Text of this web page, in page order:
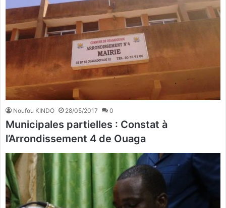
Noufou KINDO 28/05/2017 0
Municipales partielles : Constat à
l’Arrondissement 4 de Ouaga